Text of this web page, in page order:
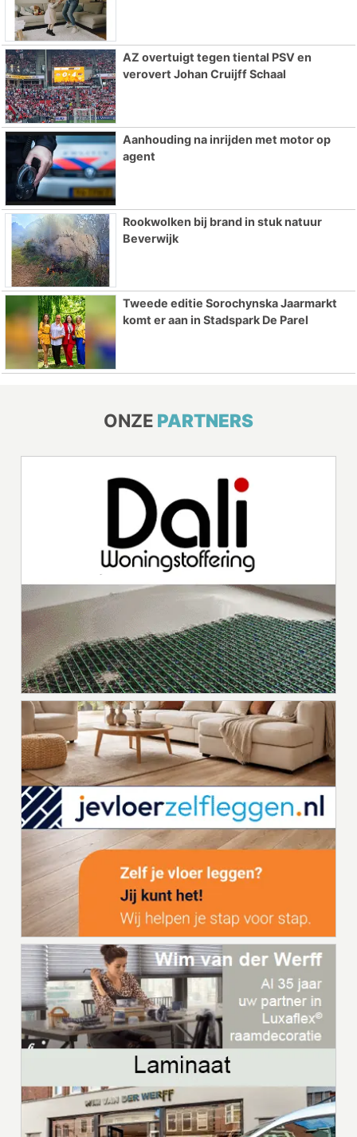
AZ overtuigt tegen tiental PSV en
verovert Johan Cruijff Schaal
Aanhouding na inrijden met motor op
agent
Rookwolken bij brand in stuk natuur
Beverwijk
Tweede editie Sorochynska Jaarmarkt
komt er aan in Stadspark De Parel
ONZE PARTNERS